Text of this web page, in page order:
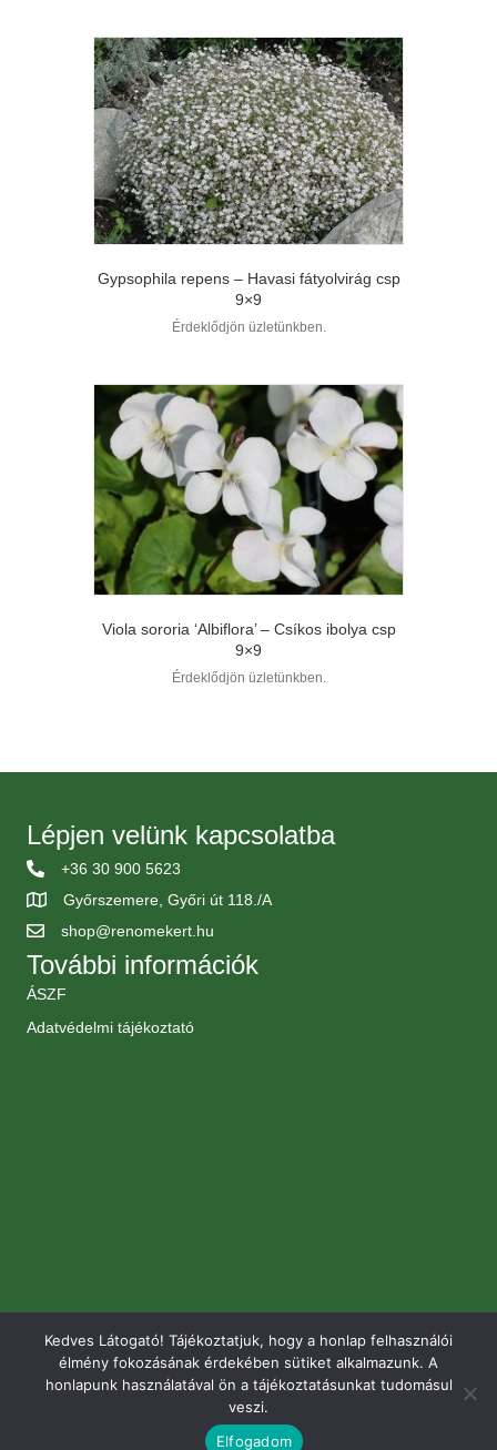
Gypsophila repens – Havasi fátyolvirág csp
9×9
Érdeklődjön üzletünkben.
Viola sororia ‘Albiflora’ – Csíkos ibolya csp
9×9
Érdeklődjön üzletünkben.
Lépjen velünk kapcsolatba
+36 30 900 5623
Győrszemere, Győri út 118./A
shop@renomekert.hu
További információk
ÁSZF
Adatvédelmi tájékoztató
Kedves Látogató! Tájékoztatjuk, hogy a honlap felhasználói
élmény fokozásának érdekében sütiket alkalmazunk. A
honlapunk használatával ön a tájékoztatásunkat tudomásul
veszi.
Elfogadom